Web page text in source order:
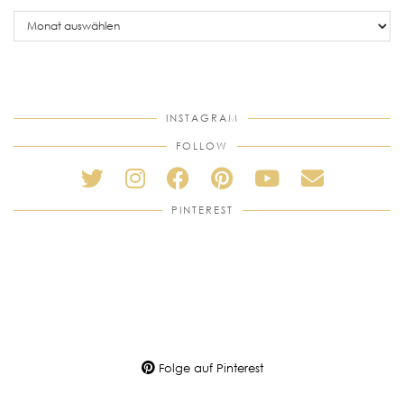
older
posts
INSTAGRAM
FOLLOW
PINTEREST
Folge auf Pinterest